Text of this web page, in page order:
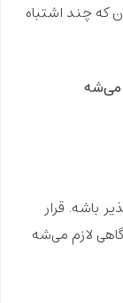
که چند اشتباه
می‌شه
باشه. قرار
لازم می‌شه